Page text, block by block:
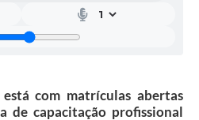
com matrículas abertas
de capacitação profissional